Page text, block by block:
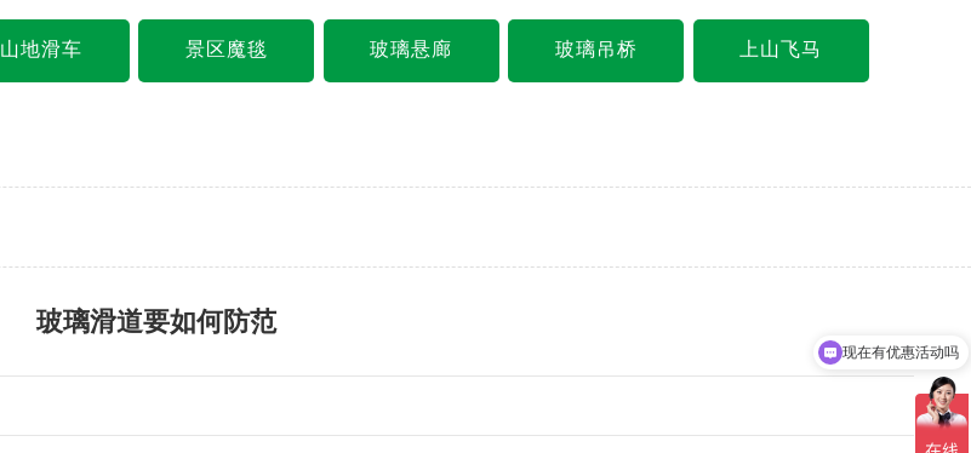
山地滑车 景区魔毯 玻璃悬廊 玻璃吊桥 上山飞马
玻璃滑道要如何防范
可以介绍下你们的产品么
现在有优惠活动吗